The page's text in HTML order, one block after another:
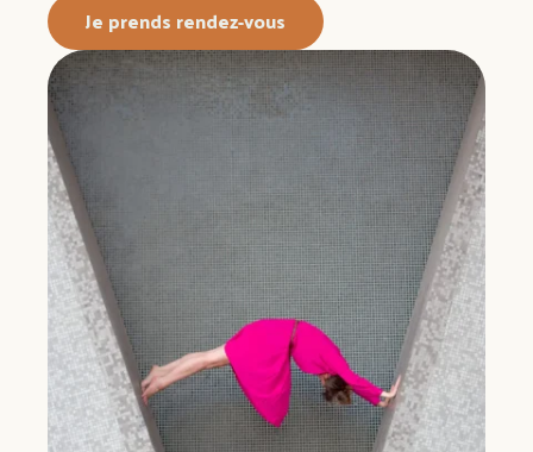
Je prends rendez-vous